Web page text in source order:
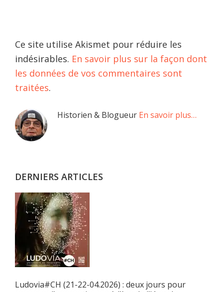
Ce site utilise Akismet pour réduire les
indésirables. En savoir plus sur la façon dont
les données de vos commentaires sont
traitées.
Barre
latérale
Historien & Blogueur En savoir plus…
DERNIERS ARTICLES
Ludovia#CH (21-22-04.2026) : deux jours pour